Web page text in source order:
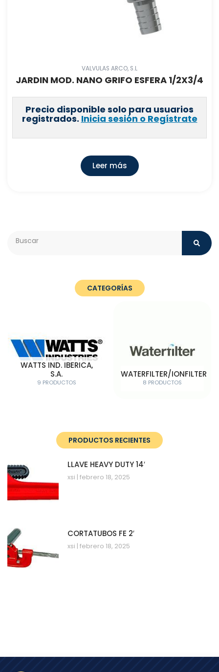
VALVULAS ARCO, S.L
JARDIN MOD. NANO GRIFO ESFERA 1/2X3/4
Precio disponible solo para usuarios
registrados. Inicia sesión o Regístrate
Leer más
CATEGORÍAS
WATTS IND. IBERICA,
S.A.
9 PRODUCTOS
WATERFILTER/IONFILTER
8 PRODUCTOS
PRODUCTOS RECIENTES
LLAVE HEAVY DUTY 14′
xsi febrero 18, 2025
CORTATUBOS FE 2′
xsi febrero 18, 2025